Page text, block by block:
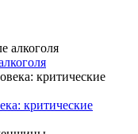
критические